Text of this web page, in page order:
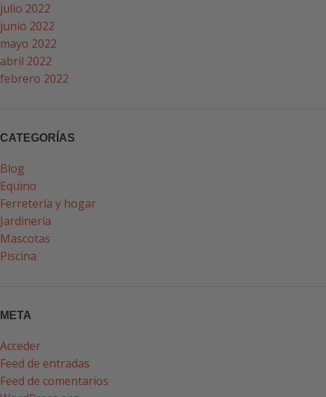
julio 2022
junio 2022
mayo 2022
abril 2022
febrero 2022
CATEGORÍAS
Blog
Equino
Ferretería y hogar
Jardinería
Mascotas
Piscina
META
Acceder
Feed de entradas
Feed de comentarios